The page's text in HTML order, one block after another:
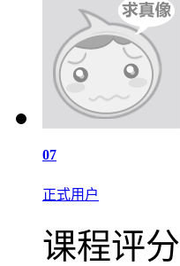
07
正式用户
课程评分